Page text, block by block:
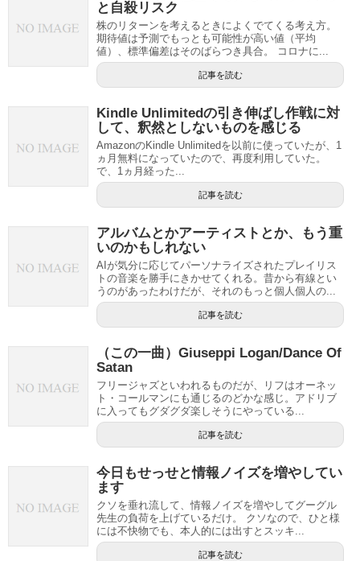
と自殺リスク
株のリターンを考えるときによくでてくる考え方。
期待値は予測でもっとも可能性が高い値（平均
値）、標準偏差はそのばらつき具合。 コロナに...
記事を読む
Kindle Unlimitedの引き伸ばし作戦に対
して、釈然としないものを感じる
AmazonのKindle Unlimitedを以前に使っていたが、1
ヵ月無料になっていたので、再度利用していた。
で、1ヵ月経った...
記事を読む
アルバムとかアーティストとか、もう重
いのかもしれない
AIが気分に応じてパーソナライズされたプレイリス
トの音楽を勝手にきかせてくれる。昔から有線とい
うのがあったわけだが、それのもっと個人個人の...
記事を読む
（この一曲）Giuseppi Logan/Dance Of
Satan
フリージャズといわれるものだが、リフはオーネッ
ト・コールマンにも通じるのどかな感じ。アドリブ
に入ってもグダグダ楽しそうにやっている...
記事を読む
今日もせっせと情報ノイズを増やしてい
ます
クソを垂れ流して、情報ノイズを増やしてグーグル
先生の負荷を上げているだけ。 クソなので、ひと様
には不快物でも、本人的には出すとスッキ...
記事を読む